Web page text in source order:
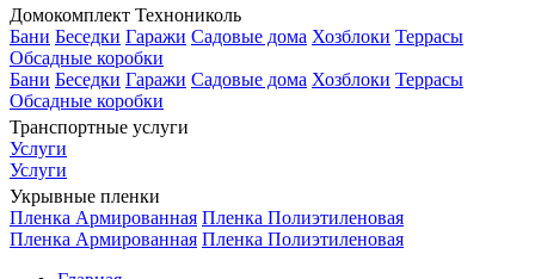
Домокомплект Технониколь
Бани Беседки Гаражи Садовые дома Хозблоки Террасы
Обсадные коробки
Бани Беседки Гаражи Садовые дома Хозблоки Террасы
Обсадные коробки
Транспортные услуги
Услуги
Услуги
Укрывные пленки
Пленка Армированная Пленка Полиэтиленовая
Пленка Армированная Пленка Полиэтиленовая